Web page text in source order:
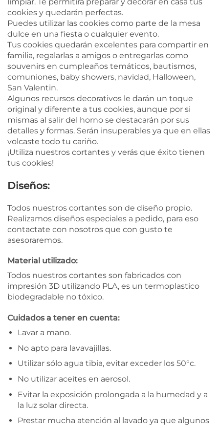
cookies y quedarán perfectas.
Puedes utilizar las cookies como parte de la mesa
dulce en una fiesta o cualquier evento.
Tus cookies quedarán excelentes para compartir en
familia, regalarlas a amigos o entregarlas como
souvenirs en cumpleaños temáticos, bautismos,
comuniones, baby showers, navidad, Halloween,
San Valentin.
Algunos recursos decorativos le darán un toque
original y diferente a tus cookies, aunque por si
mismas al salir del horno se destacarán por sus
detalles y formas. Serán insuperables ya que en ellas
volcaste todo tu cariño.
¡Utiliza nuestros cortantes y verás que éxito tienen
tus cookies!
Diseños:
Todos nuestros cortantes son de diseño propio.
Realizamos diseños especiales a pedido, para eso
contactate con nosotros que con gusto te
asesoraremos.
Material utilizado:
Todos nuestros cortantes son fabricados con
impresión 3D utilizando PLA, es un termoplastico
biodegradable no tóxico.
Cuidados a tener en cuenta:
Lavar a mano.
No apto para lavavajillas.
Utilizar sólo agua tibia, evitar exceder los 50°c.
No utilizar aceites en aerosol.
Evitar la exposición prolongada a la humedad y a
la luz solar directa.
Prestar mucha atención al lavado ya que algunos